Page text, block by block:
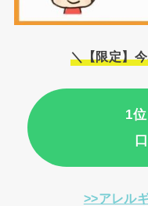
＼【限定】
1
>>アレル